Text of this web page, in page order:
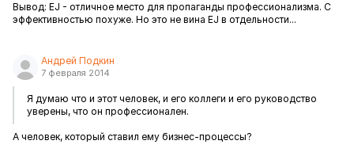
Вывод: EJ - отличное место для пропаганды профессионализма. С
эффективностью похуже. Но это не вина EJ в отдельности...
Андрей Подкин
7 февраля 2014
Я думаю что и этот человек, и его коллеги и его руководство
уверены, что он профессионален.
А человек, который ставил ему бизнес-процессы?